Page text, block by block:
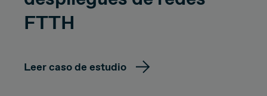
FTTH
Leer caso de estudio